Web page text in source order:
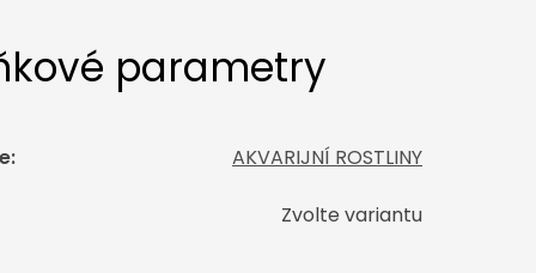
parametry
: AKVARIJNÍ ROSTLINY
Zvolte variantu